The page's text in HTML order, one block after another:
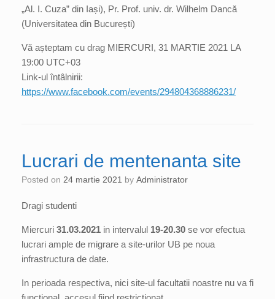
„Al. I. Cuza” din Iași), Pr. Prof. univ. dr. Wilhelm Dancă
(Universitatea din București)
Vă așteptam cu drag MIERCURI, 31 MARTIE 2021 LA
19:00 UTC+03
Link-ul întâlnirii:
https://www.facebook.com/events/294804368886231/
Lucrari de mentenanta site
Posted on 24 martie 2021 by Administrator
Dragi studenti
Miercuri 31.03.2021 in intervalul 19-20.30 se vor efectua
lucrari ample de migrare a site-urilor UB pe noua
infrastructura de date.
In perioada respectiva, nici site-ul facultatii noastre nu va fi